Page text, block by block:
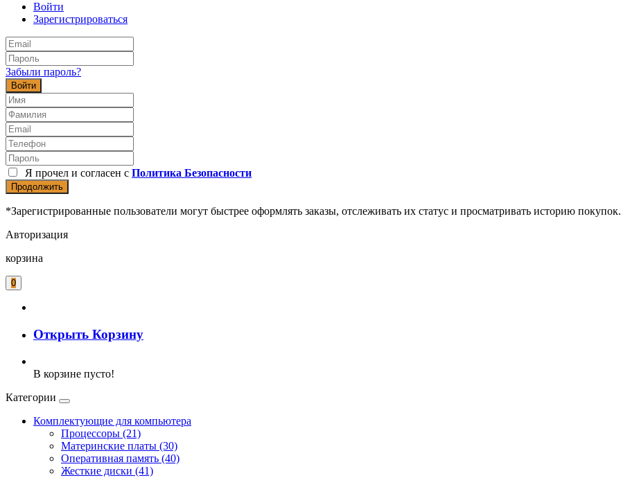
Войти
Зарегистрироваться
Забыли пароль?
Войти
Я прочел и согласен с Политика Безопасности
Продолжить
*Зарегистрированные пользователи могут быстрее оформлять заказы, отслеживать их статус и просматривать историю покупок.
Авторизация
корзина
0
Открыть Корзину
В корзине пусто!
Категории
Комплектующие для компьютера
Процессоры (21)
Материнские платы (30)
Оперативная память (40)
Жесткие диски (41)